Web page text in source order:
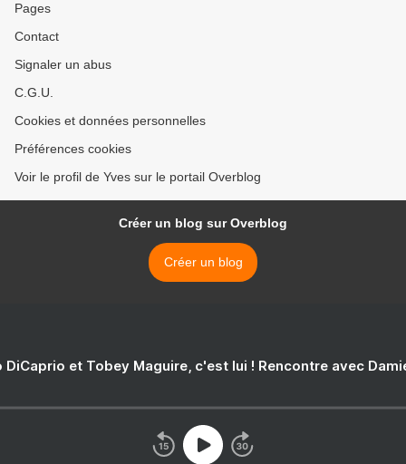
Pages
Contact
Signaler un abus
C.G.U.
Cookies et données personnelles
Préférences cookies
Voir le profil de Yves sur le portail Overblog
Créer un blog sur Overblog
Créer un blog
DiCaprio et Tobey Maguire, c'est lui ! Rencontre avec